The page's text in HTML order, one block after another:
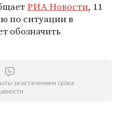
РИА Новости, 11
по ситуации в
обозначить
за истечением срока